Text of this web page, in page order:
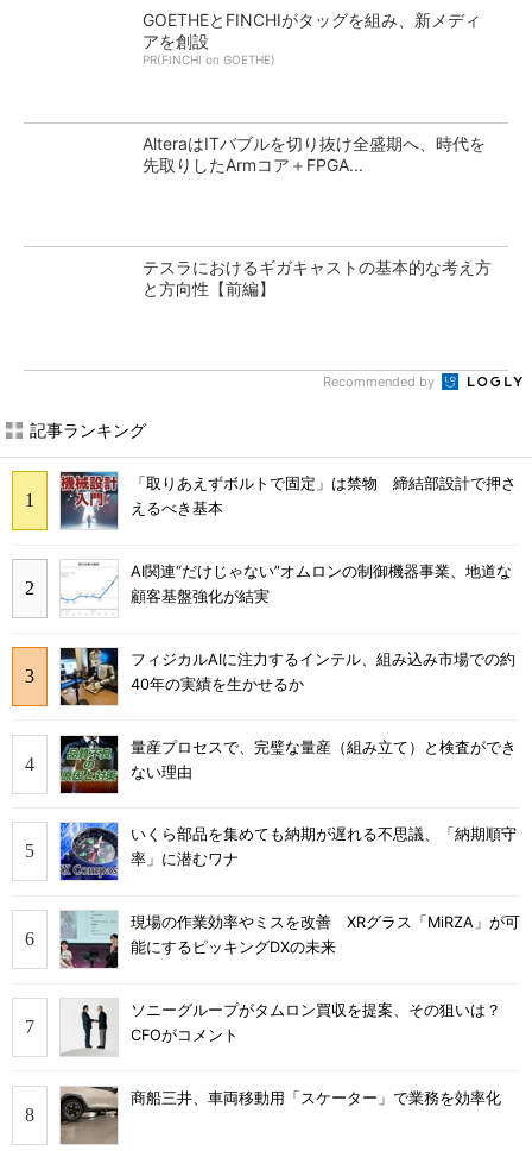
GOETHEとFINCHIがタッグを組み、新メディ
アを創設
PR(FINCHI on GOETHE)
AlteraはITバブルを切り抜け全盛期へ、時代を
先取りしたArmコア＋FPGA...
テスラにおけるギガキャストの基本的な考え方
と方向性【前編】
Recommended by
記事ランキング
「取りあえずボルトで固定」は禁物 締結部設計で押さ
えるべき基本
AI関連“だけじゃない”オムロンの制御機器事業、地道な
顧客基盤強化が結実
フィジカルAIに注力するインテル、組み込み市場での約
40年の実績を生かせるか
量産プロセスで、完璧な量産（組み立て）と検査ができ
ない理由
いくら部品を集めても納期が遅れる不思議、「納期順守
率」に潜むワナ
現場の作業効率やミスを改善 XRグラス「MiRZA」が可
能にするピッキングDXの未来
ソニーグループがタムロン買収を提案、その狙いは？
CFOがコメント
商船三井、車両移動用「スケーター」で業務を効率化